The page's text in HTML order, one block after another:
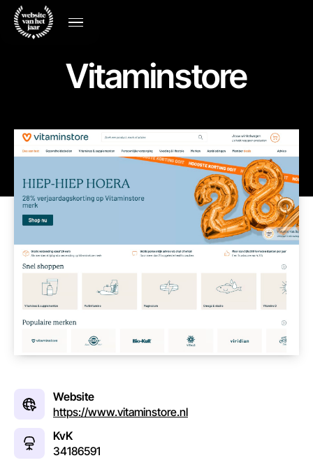
Vitaminstore
Website
https://www.vitaminstore.nl
KvK
34186591